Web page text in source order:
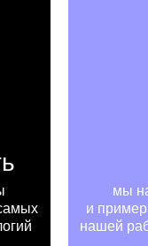
мы
и
нашей